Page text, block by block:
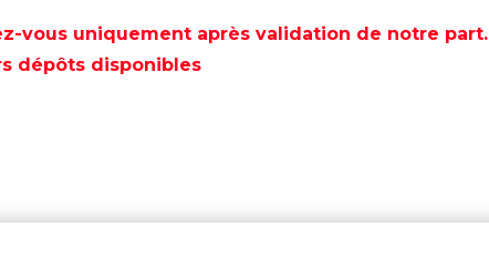
vous uniquement après validation de notre part.
dépôts disponibles